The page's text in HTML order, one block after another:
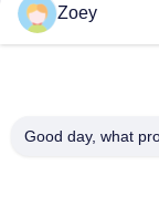
motor sin
del eje del peso
450-630 kg
repuesto de
Zoey
Good day, what